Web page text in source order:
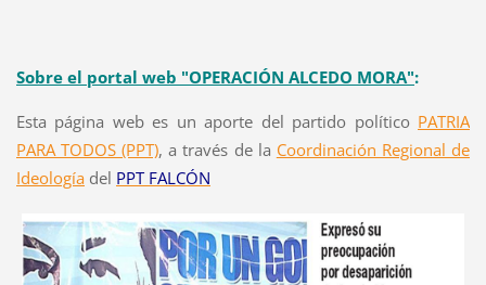
Sobre el portal web "OPERACIÓN ALCEDO MORA":
Esta página web es un aporte del partido político PATRIA
PARA TODOS (PPT), a través de la Coordinación Regional de
Ideologíadel PPT FALCÓN